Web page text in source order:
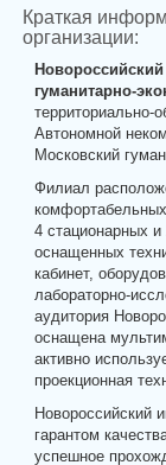
Краткая
организации:
гуманитарно-
территориально-
Автономной
Московский
Филиал
4 стационарных
оснащенных
кабинет,
лабораторно-
аудитория
оснащена
активно
проекционная
гарантом
успешное